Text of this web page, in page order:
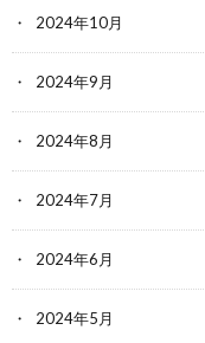
2024年10月
2024年9月
2024年8月
2024年7月
2024年6月
2024年5月